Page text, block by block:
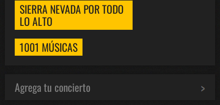
SIERRA NEVADA POR TODO
LO ALTO
1001 MÚSICAS
Agrega tu concierto